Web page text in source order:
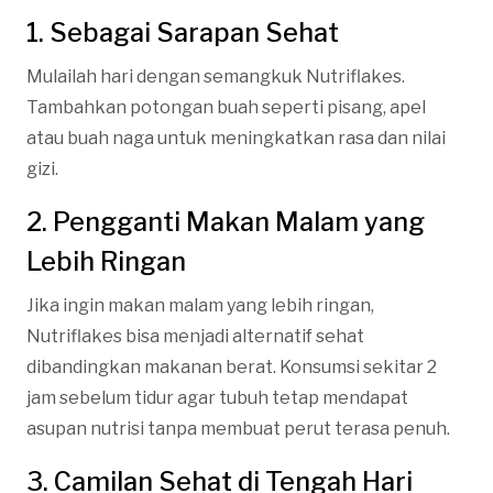
1. Sebagai Sarapan Sehat
Mulailah hari dengan semangkuk Nutriflakes.
Tambahkan potongan buah seperti pisang, apel
atau buah naga untuk meningkatkan rasa dan nilai
gizi.
2. Pengganti Makan Malam yang
Lebih Ringan
Jika ingin makan malam yang lebih ringan,
Nutriflakes bisa menjadi alternatif sehat
dibandingkan makanan berat. Konsumsi sekitar 2
jam sebelum tidur agar tubuh tetap mendapat
asupan nutrisi tanpa membuat perut terasa penuh.
3. Camilan Sehat di Tengah Hari